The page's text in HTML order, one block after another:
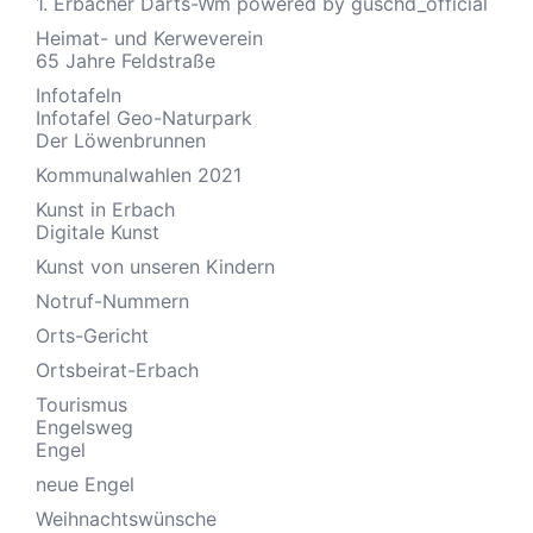
Heimat- und Kerweverein
65 Jahre Feldstraße
Infotafeln
Infotafel Geo-Naturpark
Der Löwenbrunnen
Kommunalwahlen 2021
Kunst in Erbach
Digitale Kunst
Kunst von unseren Kindern
Notruf-Nummern
Orts-Gericht
Ortsbeirat-Erbach
Tourismus
Engelsweg
Engel
neue Engel
Weihnachtswünsche